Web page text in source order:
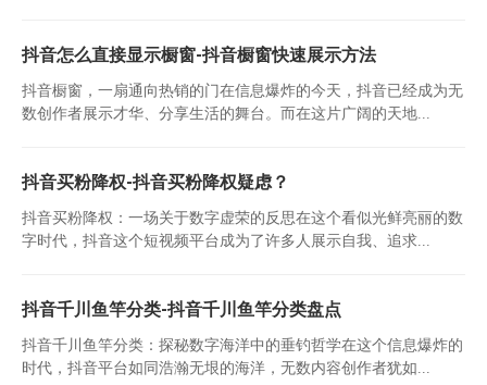
抖音怎么直接显示橱窗-抖音橱窗快速展示方法
抖音橱窗，一扇通向热销的门在信息爆炸的今天，抖音已经成为无
数创作者展示才华、分享生活的舞台。而在这片广阔的天地...
抖音买粉降权-抖音买粉降权疑虑？
抖音买粉降权：一场关于数字虚荣的反思在这个看似光鲜亮丽的数
字时代，抖音这个短视频平台成为了许多人展示自我、追求...
抖音千川鱼竿分类-抖音千川鱼竿分类盘点
抖音千川鱼竿分类：探秘数字海洋中的垂钓哲学在这个信息爆炸的
时代，抖音平台如同浩瀚无垠的海洋，无数内容创作者犹如...